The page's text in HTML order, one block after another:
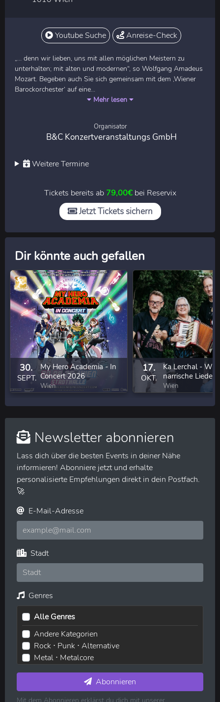
Youtube Suche Anreise-Check
„… denn wir lieben, uns mit allen möglichen Meistern zu
unterhalten; mit alten und modernen“, so Wolfgang Amadeus
Mozart. Begeben auch Sie sich gemeinsam mit dem ‚Wiener
Barockorchester‘ auf eine...
Mehr lesen
Organisator
B&C Konzertveranstaltungs GmbH
Weitere Termine
Tickets bereits ab 79,00€bei Reservix
Jetzt Tickets sichern
Dir könnte auch gefallen
30.
SEPT.
My Hero Academia - In
Concert 2026
Wien
17.
OKT.
Ka Lerchal -
narrische Lieder
eigenem Anbau
Wien
Newsletter abonnieren
Lass dich über die besten Events in deiner Nähe
informieren! Abonniere jetzt und erhalte
personalisierte Empfehlungen direkt in dein Postfach.
🚀
E-Mail-Adresse
Stadt
Genres
Alle Genres
Andere Kategorien
Rock ⋅ Punk ⋅ Alternative
Metal ⋅ Metalcore
Pop ⋅ Dance ⋅ Indie
Hip-Hop ⋅ Rap
Abonnieren